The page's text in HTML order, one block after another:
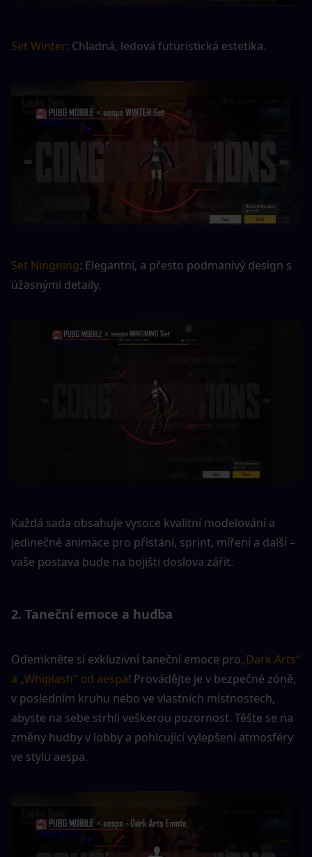
Set Winter: Chladná, ledová futuristická estetika.
Set Ningning: Elegantní, a přesto podmanivý design s
úžasnými detaily.
Každá sada obsahuje vysoce kvalitní modelování a
jedinečné animace pro přistání, sprint, míření a další –
vaše postava bude na bojišti doslova zářit.
2. Taneční emoce a hudba
Odemkněte si exkluzivní taneční emoce pro„Dark Arts“
a „Whiplash“ od aespa! Provádějte je v bezpečné zóně,
v posledním kruhu nebo ve vlastních místnostech,
abyste na sebe strhli veškerou pozornost. Těšte se na
změny hudby v lobby a pohlcující vylepšení atmosféry
ve stylu aespa.